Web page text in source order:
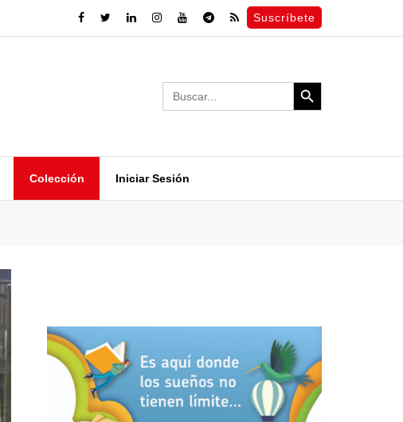
Suscríbete
Search
for:
Search Button
Colección Iniciar Sesión